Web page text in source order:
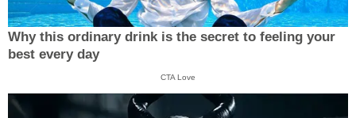
Why this ordinary drink is the secret to feeling your
best every day
CTA Love